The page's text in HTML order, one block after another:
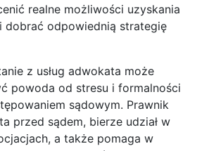
realne możliwości uzyskania
dobrać odpowiednią strategię
z usług adwokata może
powoda od stresu i formalności
sądowym. Prawnik
przed sądem, bierze udział w
a także pomaga w